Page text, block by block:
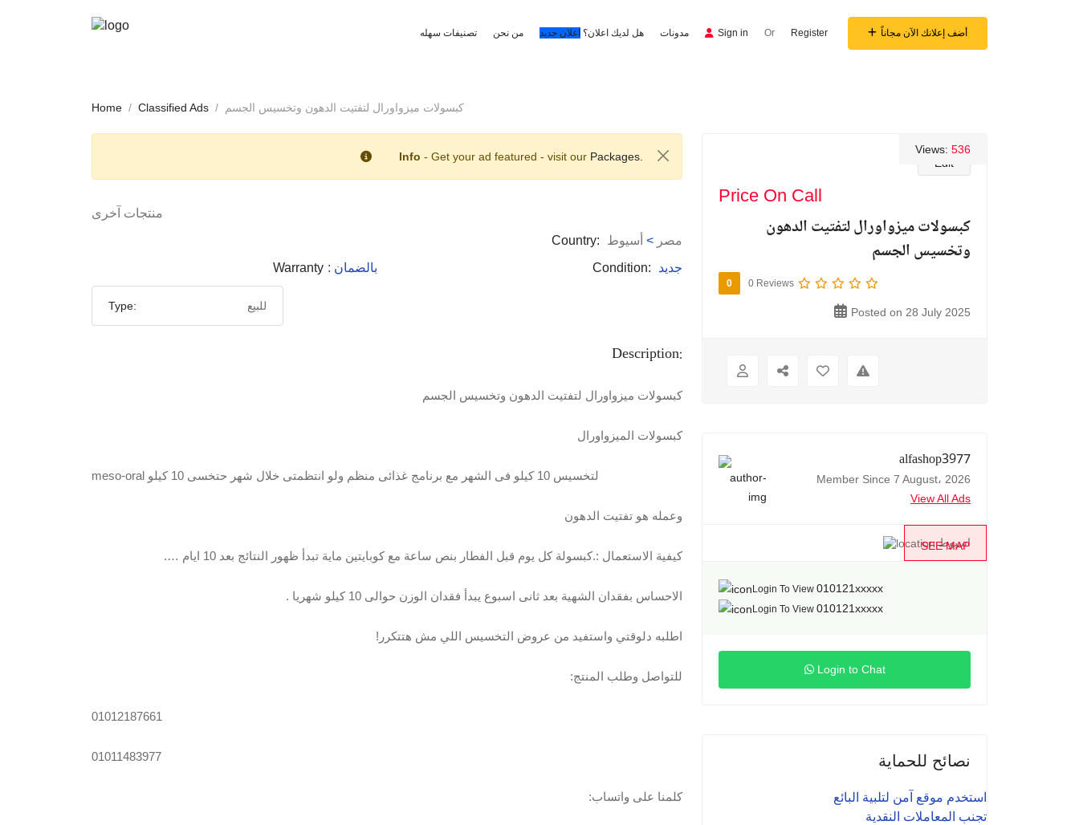
تصنيفات سهله من نحن هل لديك اعلان؟ اعلان جديد مدونات Sign in Or Register أضف إعلانك الآن مجاناً
Home Classified Ads كبسولات ميزواورال لتفتيت الدهون وتخسيس الجسم
Info - Get your ad featured - visit our Packages.
منتجات آخرى
Country:
مصر > أسيوط
Warranty
: بالضمان Condition: جديد
Type: للبيع
Description:
كبسولات ميزواورال لتفتيت الدهون وتخسيس الجسم
كبسولات الميزواورال
meso-oral لتخسيس 10 كيلو فى الشهر مع برنامج غذائى منظم ولو انتظمتى خلال شهر حتخسى 10 كيلو
وعمله هو تفتيت الدهون
كيفية الاستعمال :.كبسولة كل يوم قبل الفطار بنص ساعة مع كوبايتين ماية تبدأ ظهور النتائج بعد 10 ايام ….
الاحساس بفقدان الشهية بعد ثانى اسبوع يبدأ فقدان الوزن حوالى 10 كيلو شهريا .
اطلبه دلوقتي واستفيد من عروض التخسيس اللي مش هتتكرر!
للتواصل وطلب المنتج:
01012187661
01011483977
كلمنا على واتساب:
Edit
Views: 536
Price On Call
كبسولات ميزواورال لتفتيت الدهون
وتخسيس الجسم
0 0 Reviews
Posted on 28 July 2025
alfashop3977
Member Since 7 August، 2026
View All Ads
SEE MAP
اسيوط
Login To View 010121xxxxx
Login To View 010121xxxxx
Login to Chat
نصائح للحماية
استخدم موقع آمن لتلبية البائع
تجنب المعاملات النقدية